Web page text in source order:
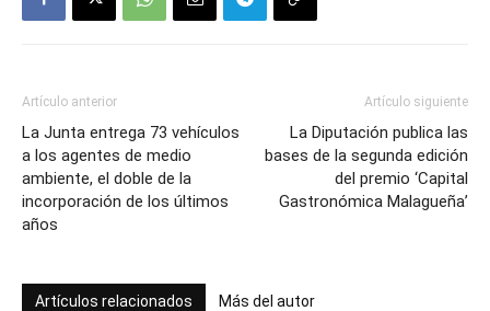
Artículo anterior
La Junta entrega 73 vehículos
a los agentes de medio
ambiente, el doble de la
incorporación de los últimos
años
Artículo siguiente
La Diputación publica las
bases de la segunda edición
del premio ‘Capital
Gastronómica Malagueña’
Artículos relacionados Más del autor